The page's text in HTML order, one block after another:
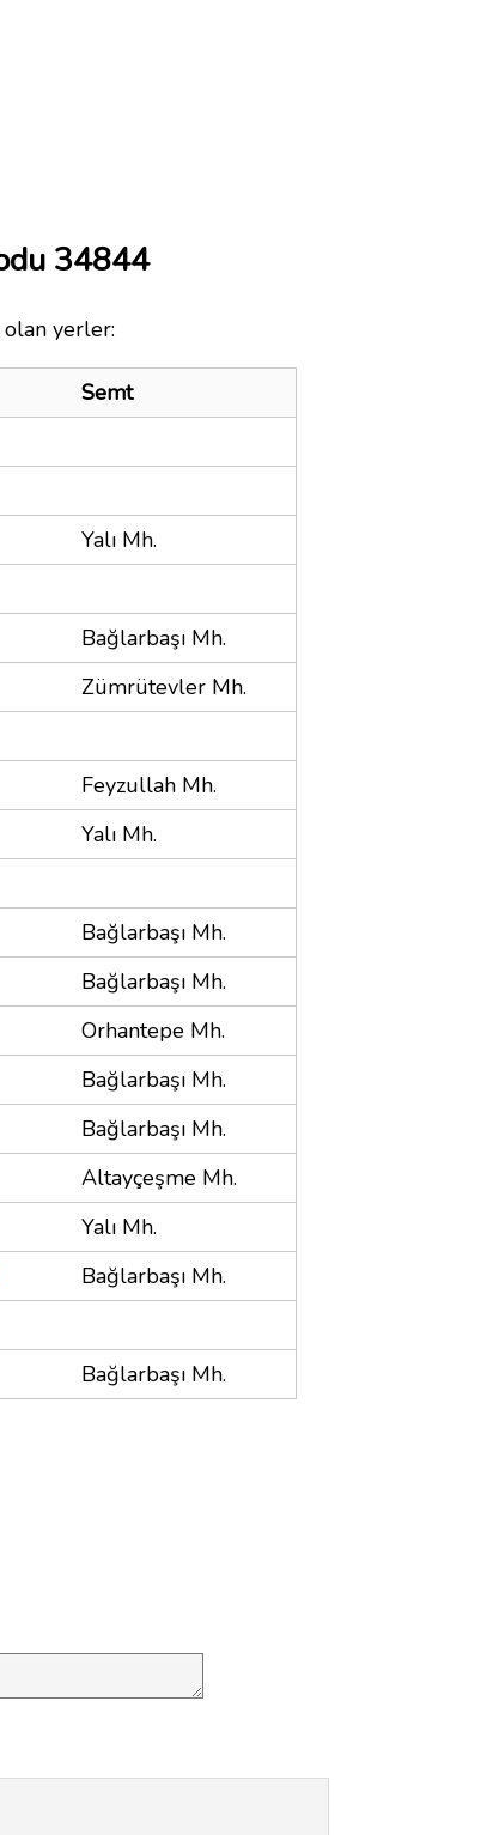
34844
olan yerler:
Semt
Yalı Mh.
Bağlarbaşı Mh.
Zümrütevler Mh.
Feyzullah Mh.
Yalı Mh.
Bağlarbaşı Mh.
Bağlarbaşı Mh.
Orhantepe Mh.
Bağlarbaşı Mh.
Bağlarbaşı Mh.
Altayçeşme Mh.
Yalı Mh.
Bağlarbaşı Mh.
Bağlarbaşı Mh.